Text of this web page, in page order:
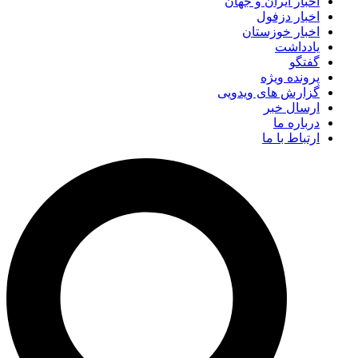
اخبار دزفول
اخبار خوزستان
یادداشت
گفتگو
پرونده ویژه
گزارش های ویدویی
ارسال خبر
درباره ما
ارتباط با ما